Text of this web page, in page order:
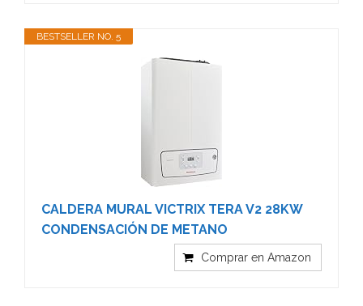
BESTSELLER NO. 5
CALDERA MURAL VICTRIX TERA V2 28KW
CONDENSACIÓN DE METANO
Comprar en Amazon